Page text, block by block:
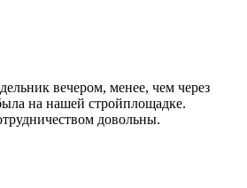
вечером, менее, чем через
на нашей стройплощадке.
довольны.